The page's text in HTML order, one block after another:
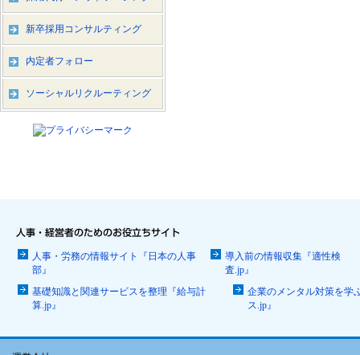
新卒採用コンサルティング
内定者フォロー
ソーシャルリクルーティング
人事・労務の情報サイト『日本の人事
部』
導入前の情報収集『適性検
査.jp』
基礎知識と関連サービスを整理『給与計
算.jp』
企業のメンタル対策を学
ス.jp』